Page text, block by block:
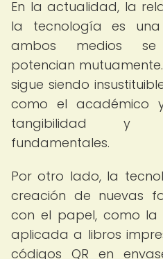
En la actualidad, la
la tecnología es
ambos medios
potencian
sigue siendo
como el académico
tangibilidad y
fundamentales.
Por otro lado, la
creación de nuevas
con el papel, como
aplicada a libros
códigos QR en